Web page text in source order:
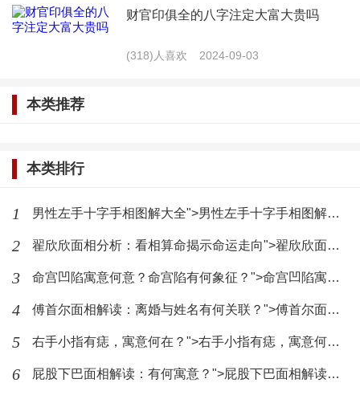
小意味着此人既不会过于保守，也不会盲目追求新鲜
事物，而是能够在传统与创新之间找到平衡。
命力和精神状态，浓密的头发通常被视为健康和活力
作压力。
牙齿整齐
：牙齿的整齐程度在面相学中与个人的
肤色健康：健康的肤色通常意味着良好的身体状
中获得好感。
财官印俱全的八字注定大富大贵吗
(318)人喜欢 2024-09-03
本类推荐
本类排行
1 男性左手十字手相图解大全">男性左手十字手相图解大全
2 翟欣欣面相分析：看相算命揭示命运走向">翟欣欣面相分析：看相算命揭示命运走向
3 命宫凹陷寓意何意？命宫陷有何象征？">命宫凹陷寓意何意？命宫陷有何象征？
4 傅首尔面相解读：离婚与姓名有何关联？">傅首尔面相解读：离婚与姓名有何关联？
5 右手小指有痣，寓意何在？">右手小指有痣，寓意何在？
6 屁股下巴面相解读：有何寓意？">屁股下巴面相解读：有何寓意？